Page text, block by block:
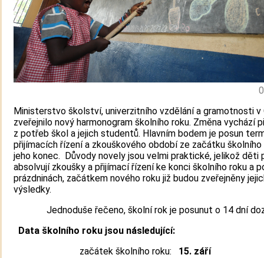
Ministerstvo školství, univerzitního vzdělání a gramotnosti v
zveřejnilo nový harmonogram školního roku. Změna vychází
z potřeb škol a jejich studentů. Hlavním bodem je posun
přijímacích řízení a zkouškového období ze začátku školního
jeho konec. Důvody novely jsou velmi praktické, jelikož děti
absolvují zkoušky a přijímací řízení ke konci školního roku a
prázdninách, začátkem nového roku již budou zveřejněny
výsledky.
Jednoduše řečeno, školní rok je posunut o 14 dní
Data školního roku jsou následující:
začátek školního roku: 15. září